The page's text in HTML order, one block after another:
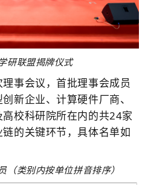
研联盟揭牌仪式
事会议，首批理事会成员
新企业、计算硬件厂商、
校科研院所在内的共24家
的关键环节，具体名单如
（类别内按单位拼音排序）